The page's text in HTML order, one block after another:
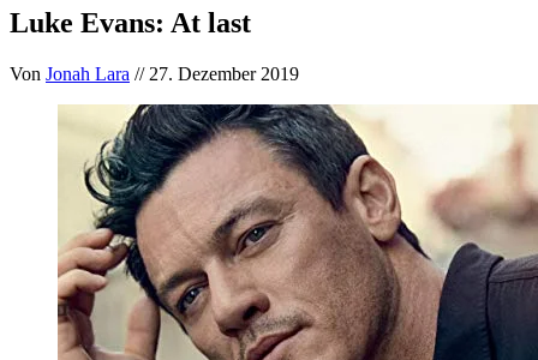
Luke Evans: At last
Von Jonah Lara // 27. Dezember 2019